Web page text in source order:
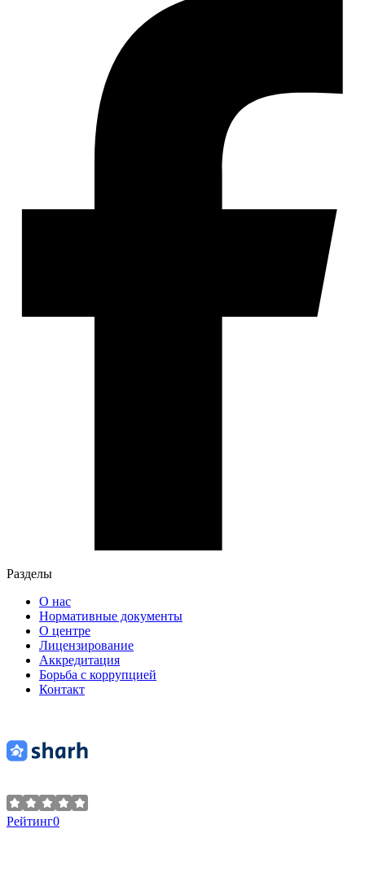
Разделы
О нас
Нормативные документы
О центре
Лицензирование
Аккредитация
Борьба с коррупцией
Контакт
Рейтинг0